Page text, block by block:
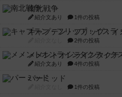
南北戦争
紹介文あり 1件の投稿
キャプテン・フリップ：イ
2件の投稿
メメントオンラインタクテ
紹介文あり 4件の投稿
パーミッド
1件の投稿